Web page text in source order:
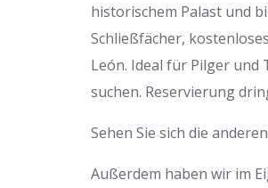
historischem Palast und
Schließfächer,
León. Ideal für Pilger und
suchen. Reservierung
Sehen Sie sich die anderen
Außerdem haben wir im